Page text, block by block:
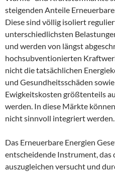
steigenden Anteile
Diese sind völlig isoliert
unterschiedlichsten
und werden von längst
hochsubventionierten
nicht die tatsächlichen
und Gesundheitsschäden
Ewigkeitskosten größtenteils
werden. In diese Märkte
nicht sinnvoll integriert werden.
Das Erneuerbare Energien
entscheidende Instrument, das
auszugleichen versucht und